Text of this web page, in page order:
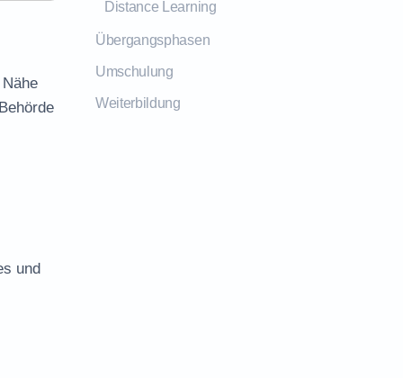
und
Distance Learning
Übergangsphasen
Umschulung
Weiterbildung